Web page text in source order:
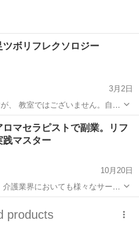
ボリフレクソロジー
3月2日
、 教室ではございません。自宅
リフレクソロジー 西神
ロマセラピストで副業。リフ
践マスター
10月20日
て色んな工夫や向き合い方を考